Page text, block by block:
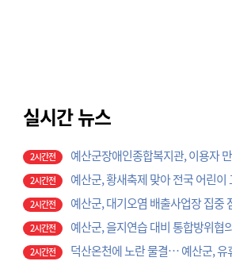
실시간 뉴스
2시간전
2시간전
2시간전
2시간전
2시간전
8시간전